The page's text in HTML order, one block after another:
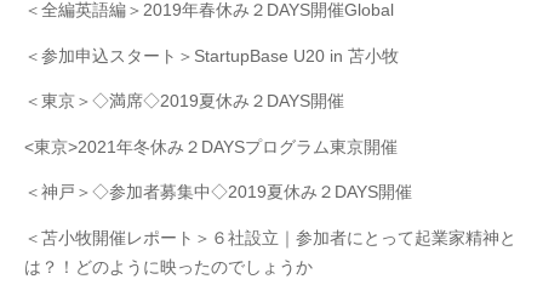
＜全編英語編＞2019年春休み２DAYS開催Global
＜参加申込スタート＞StartupBase U20 in 苫小牧
＜東京＞◇満席◇2019夏休み２DAYS開催
<東京>2021年冬休み２DAYSプログラム東京開催
＜神戸＞◇参加者募集中◇2019夏休み２DAYS開催
＜苫小牧開催レポート＞６社設立｜参加者にとって起業家精神と
は？！どのように映ったのでしょうか